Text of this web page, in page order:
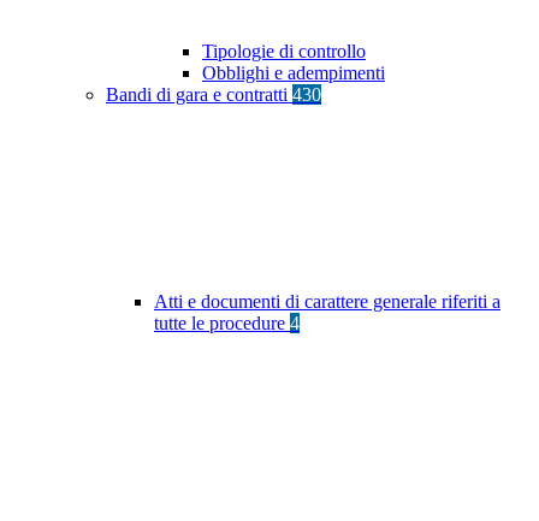
Tipologie di controllo
Obblighi e adempimenti
Bandi di gara e contratti 430
Atti e documenti di carattere generale riferiti a
tutte le procedure 4